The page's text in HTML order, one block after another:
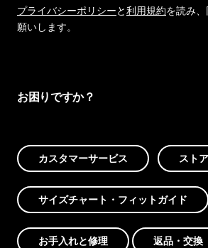
プライバシーポリシーと利用規約を読み
願いします。
お困りですか？
カスタマーサービス スト
サイズチャート・フィットガイド
お手入れと修理 返品・交換